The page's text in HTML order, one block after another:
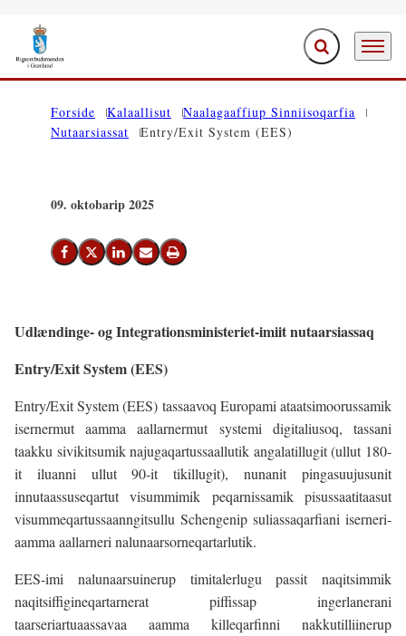
Saavanukarit Ujaasiffik
Forside Kalaallisut
Naalagaaffiup Sinniisoqarfia
Nutaarsiassat
Entry/Exit System (EES)
09. oktobarip 2025
Facebook-Imi Siammarteruk
Twitter-Imi Siammarteruk
Linkedin-Imi Siammarteruk
Emaili Nassiutiguk
Printeruk
Udlændinge- og Integrationsministeriet-imiit nutaarsiassaq
Entry/Exit System (EES)
Entry/Exit System (EES) tassaavoq Europami ataatsimoorussamik
isernermut aamma aallarnermut systemi digitaliusoq, tassani
taakku sivikitsumik najugaqartussaallutik angalatillugit (ullut 180-
it iluanni ullut 90-it tikillugit), nunanit pingasuujusunit
innutaassuseqartut visummimik peqarnissamik pisussaatitaasut
visummeqartussaanngitsullu Schengenip suliassaqarfiani iserneri-
aamma aallarneri nalunaarsorneqartarlutik.
EES-imi nalunaarsuinerup timitalerlugu passit naqitsimmik
naqitsiffigineqartarnerat piffissap ingerlanerani
taarseriartuaassavaa aamma killeqarfinni nakkutilliinerup